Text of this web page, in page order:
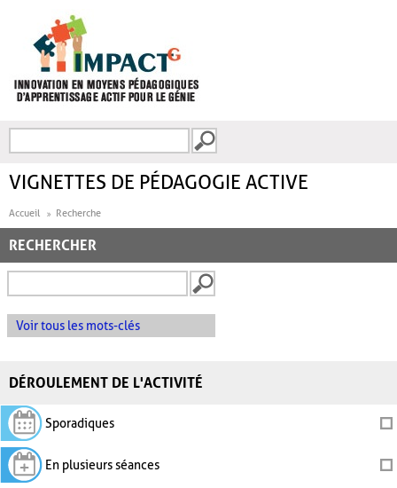
FORMULAIRE DE
VIGNETTES DE PÉDAGOGIE ACTIVE
Accueil Recherche
RECHERCHER
Voir tous les mots-clés
DÉROULEMENT DE L'ACTIVITÉ
Sporadiques
En plusieurs séances